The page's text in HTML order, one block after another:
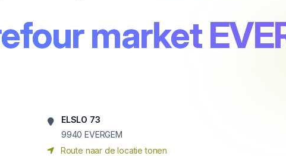
market
ELSLO 73
9940 EVERGEM
Route naar de locatie tonen